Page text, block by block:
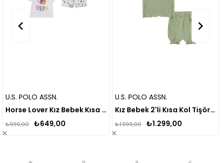
U.S. POLO ASSN.
Horse Lover Kız Bebek Kısa Kollu Takım
₺649,00
₺999,00
U.S. POLO ASSN.
Kız Bebek 2'li Kısa Kol Tişört Takım USB2009
₺1.299,00
₺1.999,00